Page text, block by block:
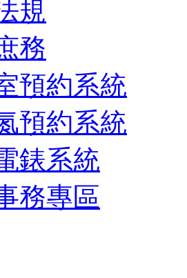
規
務
預約系統
預約系統
錶系統
務專區